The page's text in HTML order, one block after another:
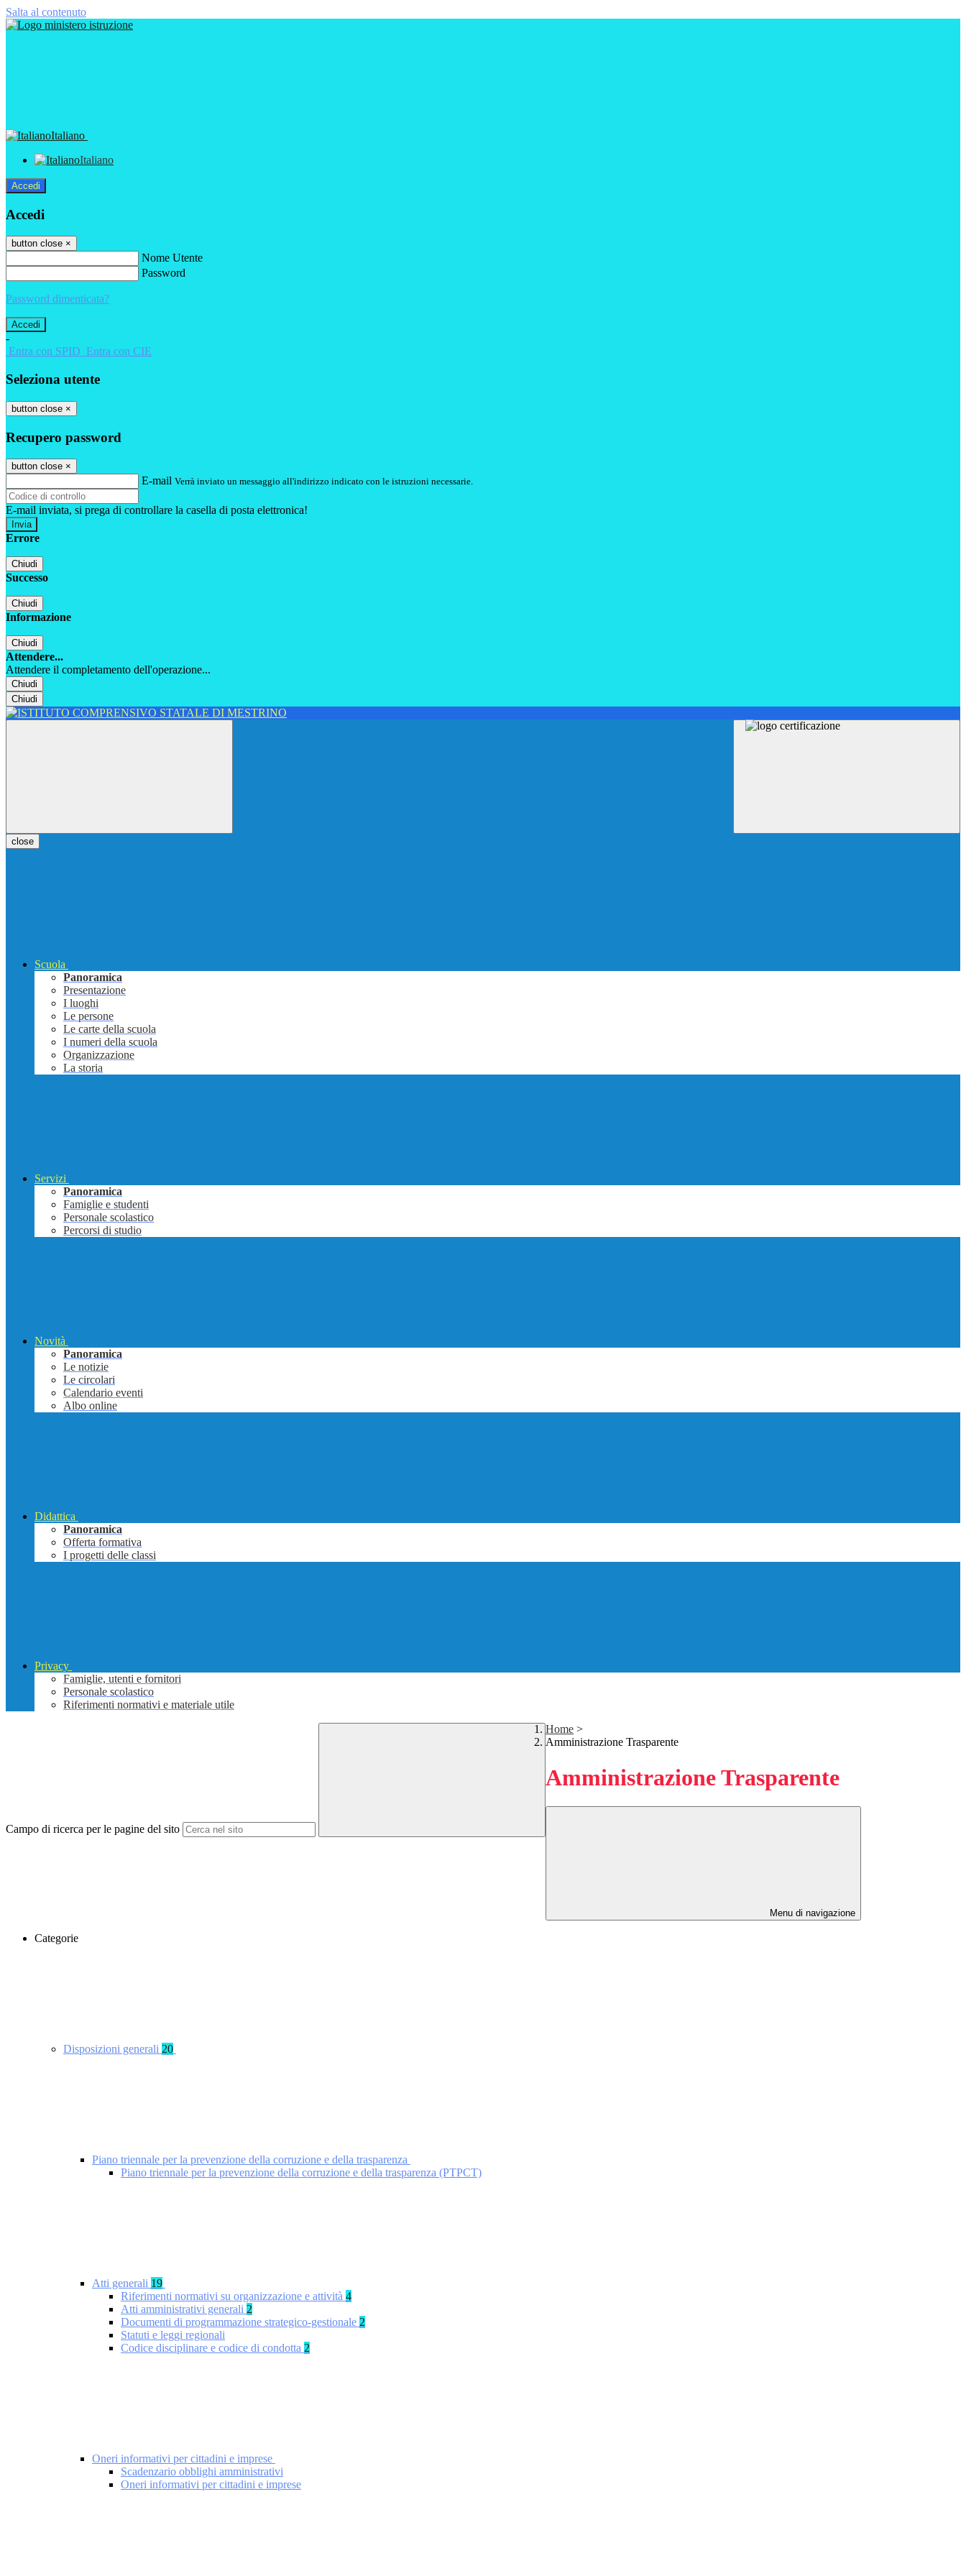
Salta al contenuto
Italiano
Italiano
Accedi
Accedi
button close ×
Nome Utente
Password
Password dimenticata?
-
Entra con SPID Entra con CIE
Seleziona utente
button close ×
Recupero password
button close ×
E-mail Verrà inviato un messaggio all'indirizzo indicato con le istruzioni necessarie.
E-mail inviata, si prega di controllare la casella di posta elettronica!
Errore
Chiudi
Successo
Chiudi
Informazione
Chiudi
Attendere...
Attendere il completamento dell'operazione...
Chiudi
Chiudi
close
Scuola
Panoramica
Presentazione
I luoghi
Le persone
Le carte della scuola
I numeri della scuola
Organizzazione
La storia
Servizi
Panoramica
Famiglie e studenti
Personale scolastico
Percorsi di studio
Novità
Panoramica
Le notizie
Le circolari
Calendario eventi
Albo online
Didattica
Panoramica
Offerta formativa
I progetti delle classi
Privacy
Famiglie, utenti e fornitori
Personale scolastico
Riferimenti normativi e materiale utile
Campo di ricerca per le pagine del sito
Home >
Amministrazione Trasparente
Amministrazione Trasparente
Menu di navigazione
Categorie
Disposizioni generali 20
Piano triennale per la prevenzione della corruzione e della trasparenza
Piano triennale per la prevenzione della corruzione e della trasparenza (PTPCT)
Atti generali 19
Riferimenti normativi su organizzazione e attività 4
Atti amministrativi generali 2
Documenti di programmazione strategico-gestionale 2
Statuti e leggi regionali
Codice disciplinare e codice di condotta 2
Oneri informativi per cittadini e imprese
Scadenzario obblighi amministrativi
Oneri informativi per cittadini e imprese